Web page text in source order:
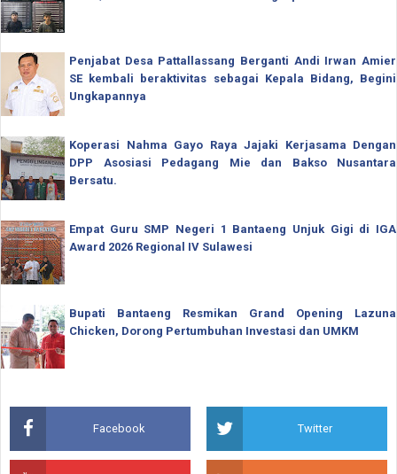
Penjabat Desa Pattallassang Berganti Andi Irwan Amier
SE kembali beraktivitas sebagai Kepala Bidang, Begini
Ungkapannya
Koperasi Nahma Gayo Raya Jajaki Kerjasama Dengan
DPP Asosiasi Pedagang Mie dan Bakso Nusantara
Bersatu.
Empat Guru SMP Negeri 1 Bantaeng Unjuk Gigi di IGA
Award 2026 Regional IV Sulawesi
Bupati Bantaeng Resmikan Grand Opening Lazuna
Chicken, Dorong Pertumbuhan Investasi dan UMKM
Facebook Twitter